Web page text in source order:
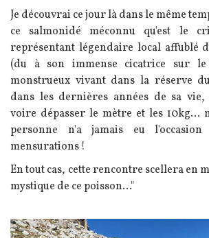
Je découvrai ce jour là dans le même
ce salmonidé méconnu qu'est le
représentant légendaire local affublé
(du à son immense cicatrice sur
monstrueux vivant dans la réserve
dans les dernières années de sa
voire dépasser le mètre et les 10kg...
personne n'a jamais eu
mensurations !
En tout cas, cette rencontre scellera en
mystique de ce poisson..."
Image